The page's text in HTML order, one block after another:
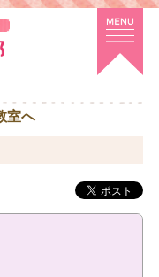
室へ